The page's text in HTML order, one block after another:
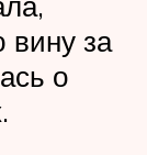
вину за
о